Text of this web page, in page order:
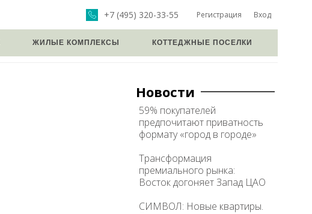
Регистрация Вход
+7 (495) 320-33-55
ЖИЛЫЕ КОМПЛЕКСЫ КОТТЕДЖНЫЕ ПОСЕЛКИ
Новости
59% покупателей
предпочитают приватность
формату «город в городе»
Трансформация
премиального рынка:
Восток догоняет Запад ЦАО
СИМВОЛ: Новые квартиры.